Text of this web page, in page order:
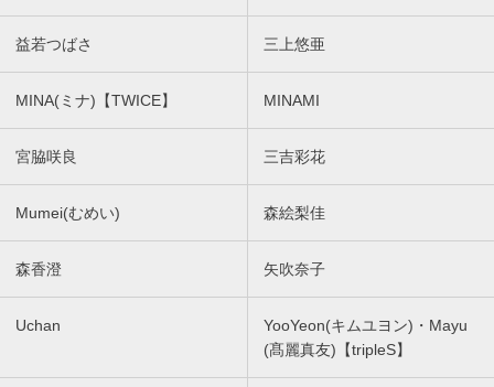
益若つばさ 三上悠亜
MINA(ミナ)【TWICE】 MINAMI
宮脇咲良 三吉彩花
Mumei(むめい) 森絵梨佳
森香澄 矢吹奈子
Uchan
YooYeon(キムユヨン)・Mayu
(髙麗真友)【tripleS】